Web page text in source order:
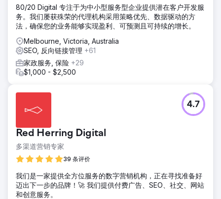
80/20 Digital 专注于为中小型服务型企业提供潜在客户开发服
务。我们屡获殊荣的代理机构采用策略优先、数据驱动的方
法，确保您的业务能够实现盈利、可预测且可持续的增长。
Melbourne, Victoria, Australia
SEO, 反向链接管理 +61
家政服务, 保险 +29
$1,000 - $2,500
Red Herring Digital
多渠道营销专家
39 条评价
4.7
我们是一家提供全方位服务的数字营销机构，正在寻找准备好
迈出下一步的品牌！🚀 我们提供付费广告、SEO、社交、网站
和创意服务。